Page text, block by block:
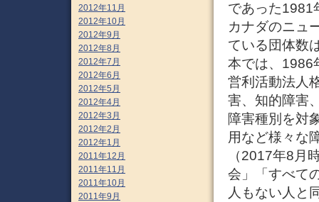
であった1981
カナダのニュ
ている団体数
本では、1986
営利活動法人
害、知的障害
障害種別を対
用など様々な
（2017年8月
会」「すべて
人もない人と
2012年11月
2012年10月
2012年9月
2012年8月
2012年7月
2012年6月
2012年5月
2012年4月
2012年3月
2012年2月
2012年1月
2011年12月
2011年11月
2011年10月
2011年9月